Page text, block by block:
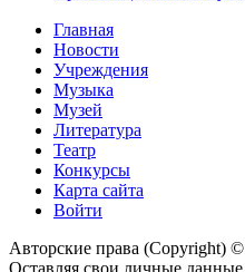
Главная
Новости
Учреждения
Музыка
Музей
Литература
Театр
Конкурсы
Карта сайта
Войти
Авторские права (Copyright)
Оставляя свои личные